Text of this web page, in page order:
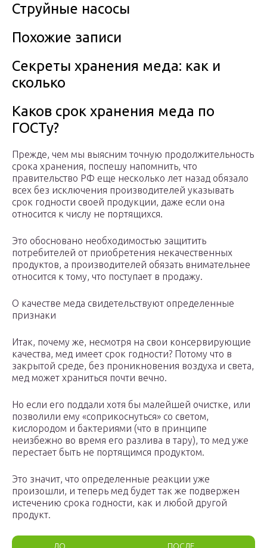
Струйные насосы
Похожие записи
Секреты хранения меда: как и
сколько
Каков срок хранения меда по
ГОСТу?
Прежде, чем мы выясним точную продолжительность
срока хранения, поспешу напомнить, что
правительство РФ еще несколько лет назад обязало
всех без исключения производителей указывать
срок годности своей продукции, даже если она
относится к числу не портящихся.
Это обосновано необходимостью защитить
потребителей от приобретения некачественных
продуктов, а производителей обязать внимательнее
относится к тому, что поступает в продажу.
О качестве меда свидетельствуют определенные
признаки
Итак, почему же, несмотря на свои консервирующие
качества, мед имеет срок годности? Потому что в
закрытой среде, без проникновения воздуха и света,
мед может храниться почти вечно.
Но если его поддали хотя бы малейшей очистке, или
позволили ему «соприкоснуться» со светом,
кислородом и бактериями (что в принципе
неизбежно во время его разлива в тару), то мед уже
перестает быть не портящимся продуктом.
Это значит, что определенные реакции уже
произошли, и теперь мед будет так же подвержен
истечению срока годности, как и любой другой
продукт.